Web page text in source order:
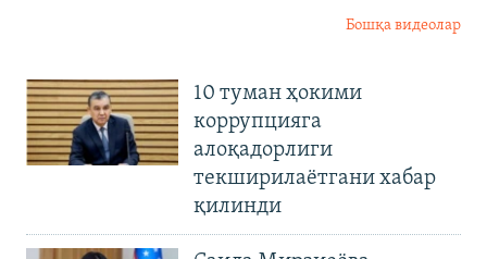
Бошқа видеолар
10 туман ҳокими
коррупцияга
алоқадорлиги
текширилаётгани хабар
қилинди